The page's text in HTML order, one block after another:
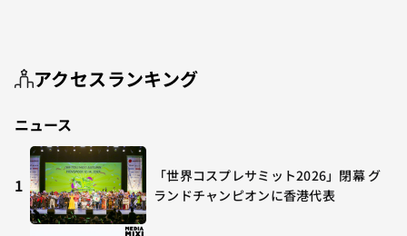
アクセスランキング
ニュース
1
「世界コスプレサミット2026」閉幕 グ
ランドチャンピオンに香港代表